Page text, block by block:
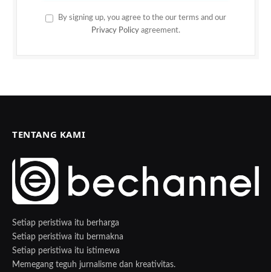
By signing up, you agree to the our terms and our
Privacy Policy agreement.
TENTANG KAMI
Setiap peristiwa itu berharga
Setiap peristiwa itu bermakna
Setiap peristiwa itu istimewa
Memegang teguh jurnalisme dan kreativitas.